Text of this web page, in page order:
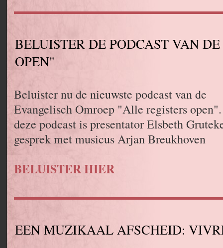
BELUISTER DE PODCAST VAN
OPEN"
Beluister nu de nieuwste podcast van de
Evangelisch Omroep "Alle registers
deze podcast is presentator Elsbeth
gesprek met musicus Arjan Breukhoven
BELUISTER HIER
EEN MUZIKAAL AFSCHEID: